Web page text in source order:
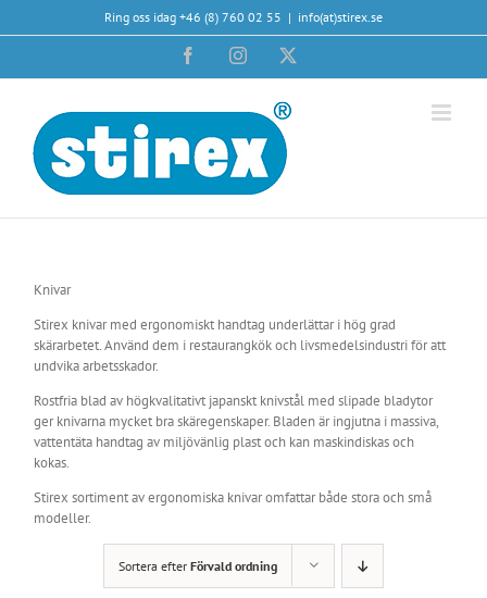
Ring oss idag +46 (8) 760 02 55 | info(at)stirex.se
FacebookInstagram
Knivar
Stirex knivar med ergonomiskt handtag underlättar i hög grad
skärarbetet. Använd dem i restaurangkök och livsmedelsindustri för att
undvika arbetsskador.
Rostfria blad av högkvalitativt japanskt knivstål med slipade bladytor
ger knivarna mycket bra skäregenskaper. Bladen är ingjutna i massiva,
vattentäta handtag av miljövänlig plast och kan maskindiskas och
kokas.
Stirex sortiment av ergonomiska knivar omfattar både stora och små
modeller.
Sortera efter Förvald ordning